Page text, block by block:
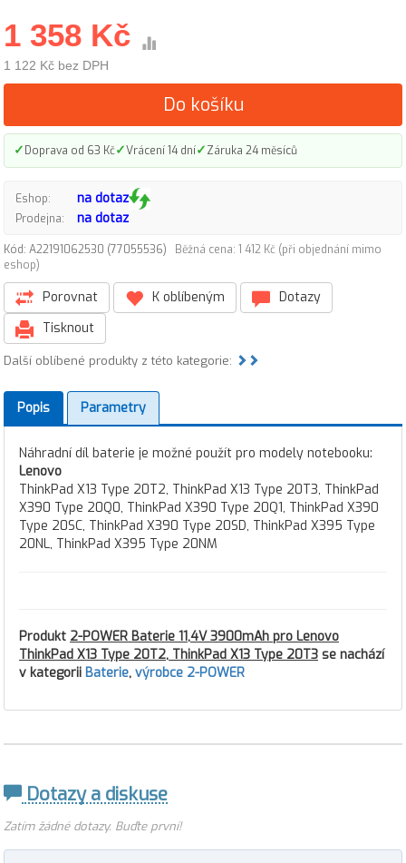
1 358 Kč
1 122 Kč bez DPH
Do košíku
✓Doprava od 63 Kč✓Vrácení 14 dní✓Záruka 24 měsíců
Eshop: na dotaz
Prodejna: na dotaz
Kód: A22191062530 (77055536)
Běžná cena: 1 412 Kč (při objednání mimo
eshop)
Porovnat K oblíbeným
Dotazy
Tisknout
Další oblíbené produkty z této kategorie:
Popis Parametry
Náhradní díl baterie je možné použít pro modely notebooku:
Lenovo
ThinkPad X13 Type 20T2, ThinkPad X13 Type 20T3, ThinkPad
X390 Type 20Q0, ThinkPad X390 Type 20Q1, ThinkPad X390
Type 20SC, ThinkPad X390 Type 20SD, ThinkPad X395 Type
20NL, ThinkPad X395 Type 20NM
Produkt 2-POWER Baterie 11,4V 3900mAh pro Lenovo
ThinkPad X13 Type 20T2, ThinkPad X13 Type 20T3 se nachází
v kategorii Baterie, výrobce 2-POWER
Dotazy a diskuse
Zatím žádné dotazy. Buďte první!